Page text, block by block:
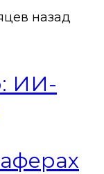
назад
ИИ-